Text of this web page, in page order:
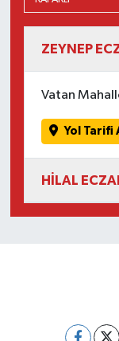
ZEYNEP
Vatan
Yol Tarifi
HİLAL